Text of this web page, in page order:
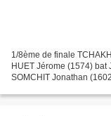
1/8ème de finale
HUET Jérome (1574) bat
SOMCHIT Jonathan